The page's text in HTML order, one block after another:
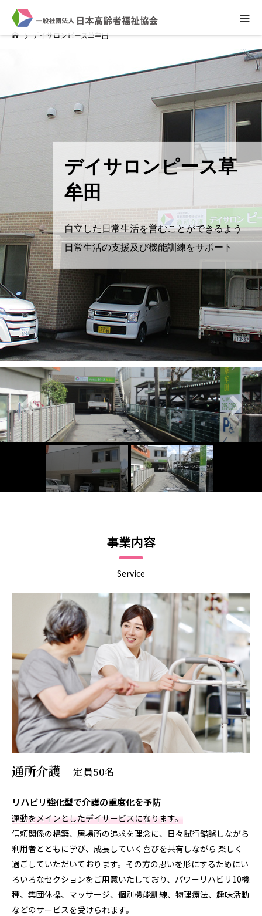
デイサロンピース草牟田
デイサロンピース草
牟田
自立した日常生活を営むことができるよう
日常生活の支援及び機能訓練をサポート
事業内容
Service
通所介護 定員50名
リハビリ強化型で介護の重度化を予防
運動をメインとしたデイサービスになります。
信頼関係の構築、居場所の追求を理念に、日々試行錯誤しながら
利用者とともに学び、成長していく喜びを共有しながら 楽しく
過ごしていただいております。その方の思いを形にするためにい
ろいろなセクションをご用意いたしており、パワーリハビリ10機
種、集団体操、マッサージ、個別機能訓練、物理療法、趣味活動
などのサービスを受けられます。